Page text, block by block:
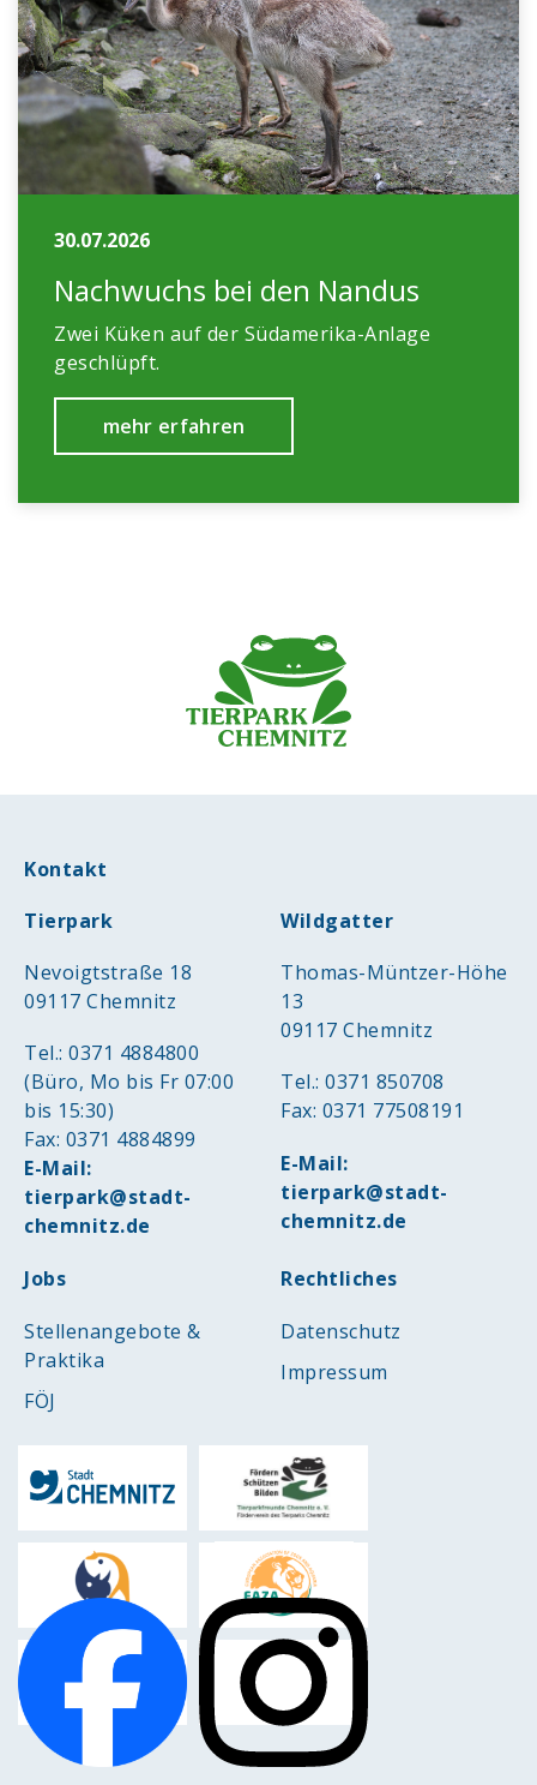
30.07.2026
Nachwuchs bei den Nandus
Zwei Küken auf der Südamerika-Anlage
geschlüpft.
mehr erfahren
Kontakt
Tierpark
Nevoigtstraße 18
09117 Chemnitz
Tel.: 0371 4884800
(Büro, Mo bis Fr 07:00
bis 15:30)
Fax: 0371 4884899
E-Mail:
tierpark@stadt-
chemnitz.de
Wildgatter
Thomas-Müntzer-Höhe
13
09117 Chemnitz
Tel.: 0371 850708
Fax: 0371 77508191
E-Mail:
tierpark@stadt-
chemnitz.de
Jobs
Stellenangebote &
Praktika
FÖJ
Rechtliches
Datenschutz
Impressum